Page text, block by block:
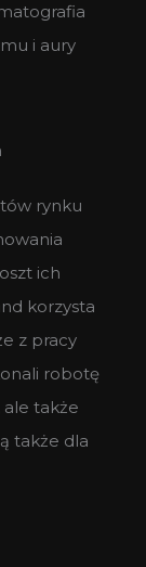
i aury
rynku
ich
korzysta
z pracy
robotę
także
także dla